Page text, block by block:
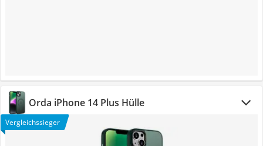
Orda iPhone 14 Plus Hülle
Vergleichssieger